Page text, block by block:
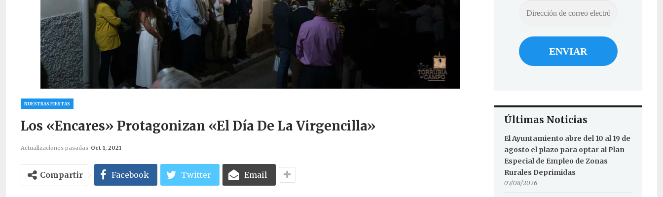
NUESTRAS FIESTAS
Los «Encares» Protagonizan «el Día De La Virgencilla»
Actualizaciones pasadas Oct 1, 2021
Compartir Facebook Twitter Email
Últimas Noticias
El Ayuntamiento abre del 10 al 19 de
agosto el plazo para optar al Plan
Especial de Empleo de Zonas
Rurales Deprimidas
07/08/2026